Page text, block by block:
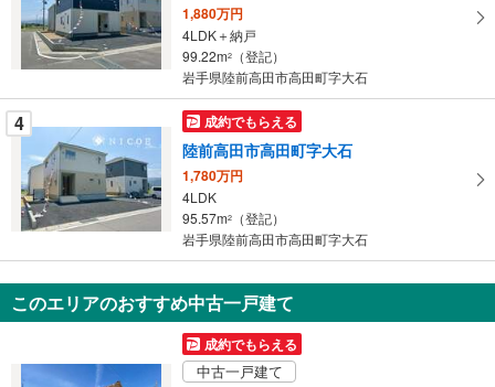
る
1,880万円
4LDK＋納戸
99.22m2
（登記）
岩手県陸前高田市高田町字大石
4 成約でもらえる
陸前高田市高田町字大石
1,780万円
4LDK
95.57m2
（登記）
岩手県陸前高田市高田町字大石
このエリアのおすすめ中古一戸建て
成約でもらえる
中古一戸建て